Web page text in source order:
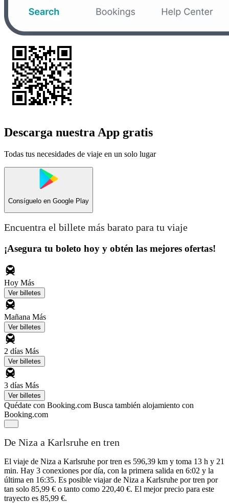
Descarga nuestra App gratis
Todas tus necesidades de viaje en un solo lugar
Consíguelo en Google Play
Encuentra el billete más barato para tu viaje
¡Asegura tu boleto hoy y obtén las mejores ofertas!
Hoy Más
Ver billetes
Mañana Más
Ver billetes
2 días Más
Ver billetes
3 días Más
Ver billetes
Quédate con Booking.com Busca también alojamiento con
Booking.com
De Niza a Karlsruhe en tren
El viaje de Niza a Karlsruhe por tren es 596,39 km y toma 13 h y 21
min. Hay 3 conexiones por día, con la primera salida en 6:02 y la
última en 16:35. Es posible viajar de Niza a Karlsruhe por tren por
tan solo 85,99 € o tanto como 220,40 €. El mejor precio para este
trayecto es 85,99 €.